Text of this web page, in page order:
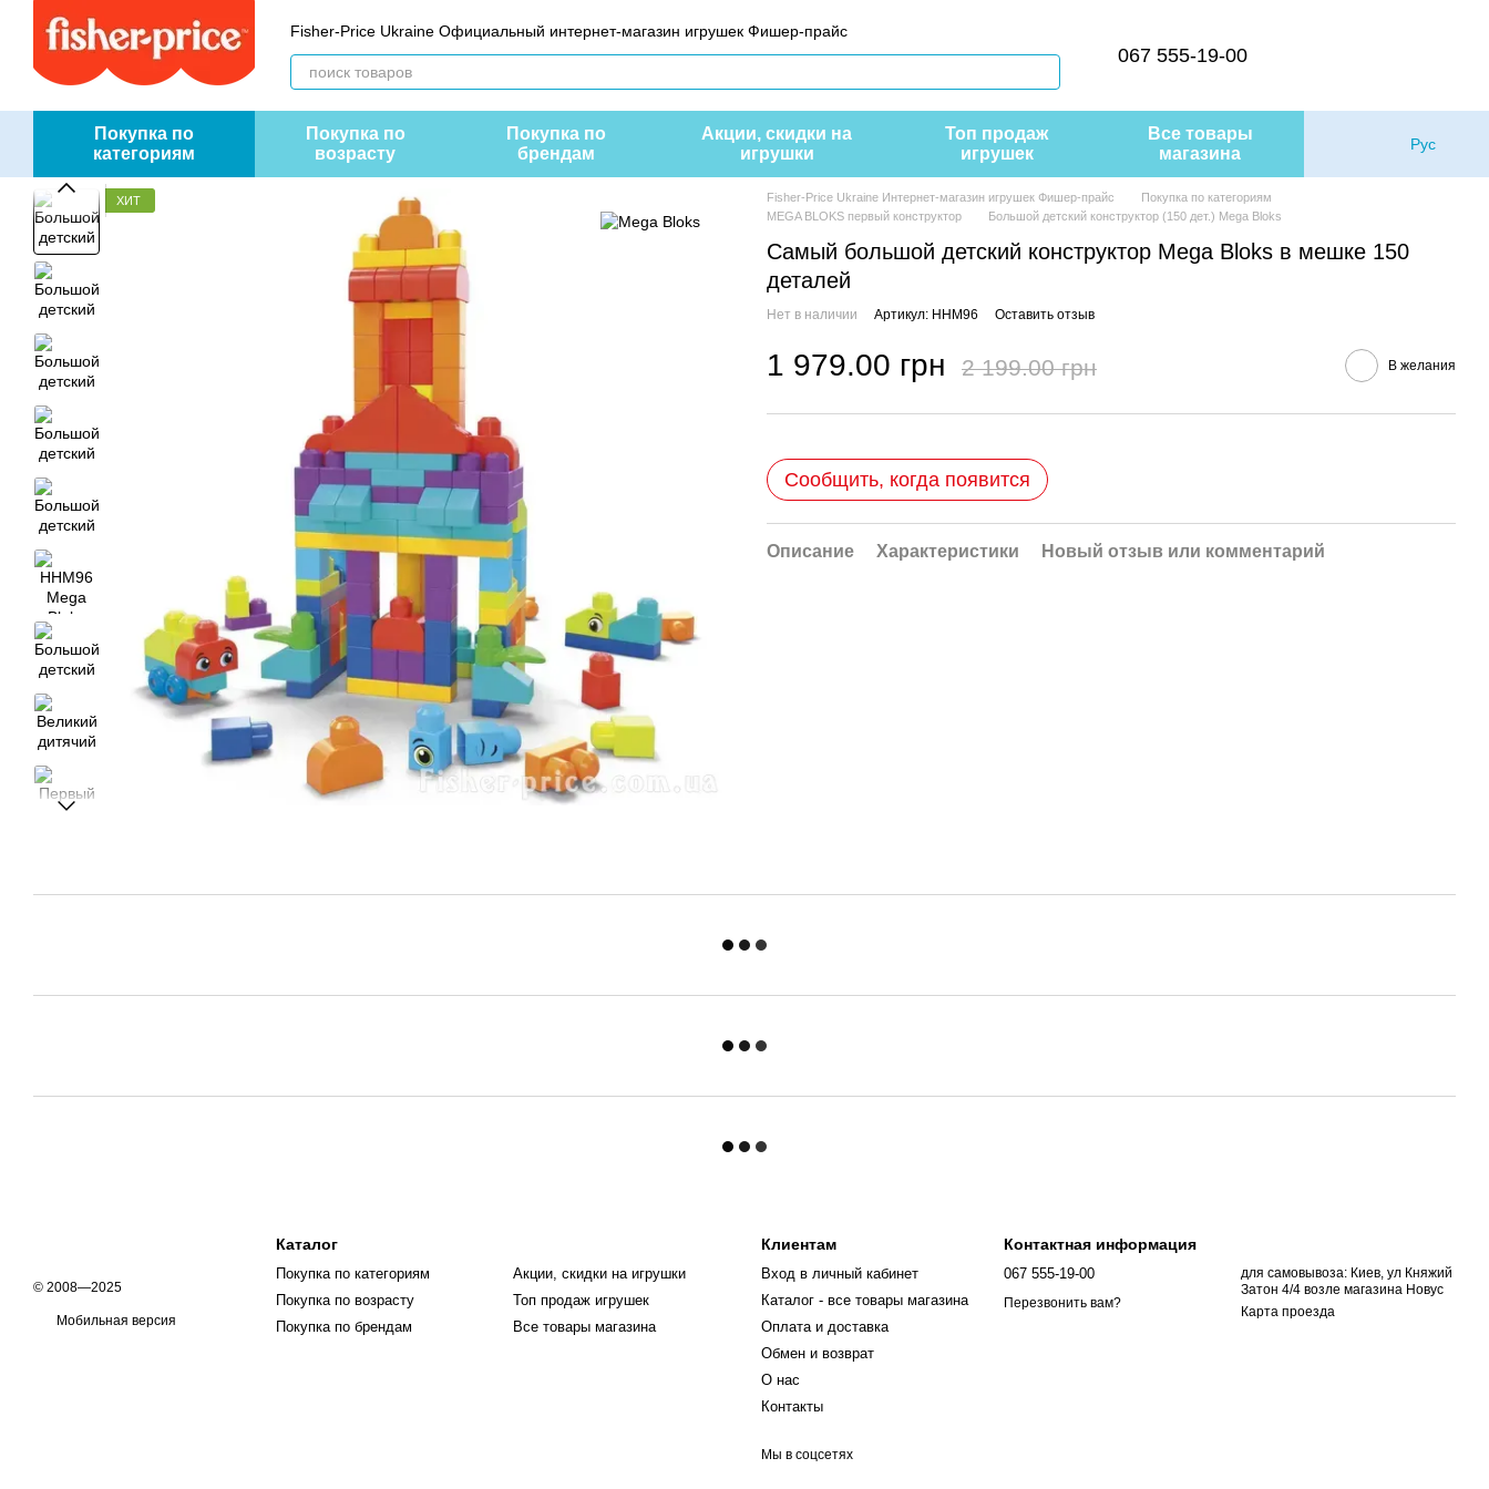
Перейти к основному контенту
Fisher-Price Ukraine Официальный интернет-магазин игрушек Фишер-прайс
067 555-19-00
Покупка по
категориям
Покупка по
возрасту
Покупка по
брендам
Акции, скидки на
игрушки
Топ продаж
игрушек
Все товары
магазина
Рус
ХИТ Fisher-Price Ukraine Интернет-магазин игрушек Фишер-прайс
Покупка по категориям
MEGA BLOKS первый конструктор
Большой детский конструктор (150 дет.) Mega Bloks
Самый большой детский конструктор Mega Bloks в мешке 150
деталей
Нет в наличии Артикул: HHM96 Оставить отзыв
1 979.00 грн 2 199.00 грн В желания
Сообщить, когда появится
Описание Характеристики Новый отзыв или комментарий
© 2008—2025
Мобильная версия
Каталог
Покупка по категориям
Покупка по возрасту
Покупка по брендам
Акции, скидки на игрушки
Топ продаж игрушек
Все товары магазина
Клиентам
Вход в личный кабинет
Каталог - все товары магазина
Оплата и доставка
Обмен и возврат
О нас
Контакты
Мы в соцсетях
Контактная информация
067 555-19-00
Перезвонить вам?
для самовывоза: Киев, ул Княжий
Затон 4/4 возле магазина Новус
Карта проезда